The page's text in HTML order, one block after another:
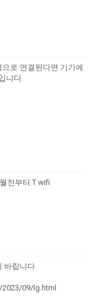
로 연결된다면 기기에
니다.
전부터 T wifi
바랍니다.
09/lg.html